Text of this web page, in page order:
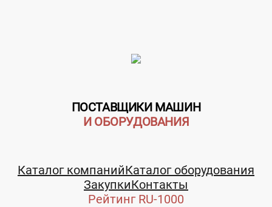
ПОСТАВЩИКИ МАШИН
И ОБОРУДОВАНИЯ
Каталог компанийКаталог оборудования
ЗакупкиКонтакты
Рейтинг RU-1000